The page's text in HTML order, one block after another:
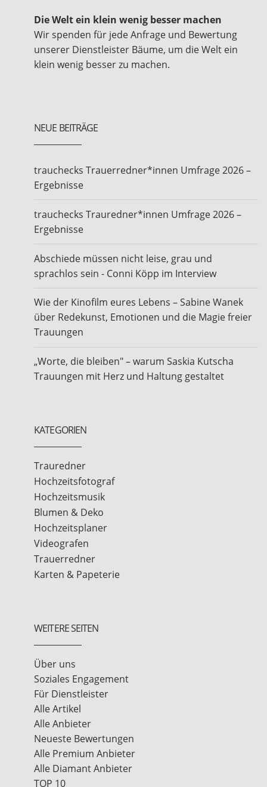
Die Welt ein klein wenig besser machen
Wir spenden für jede Anfrage und Bewertung
unserer Dienstleister Bäume, um die Welt ein
klein wenig besser zu machen.
NEUE BEITRÄGE
trauchecks Trauerredner*innen Umfrage 2026 –
Ergebnisse
trauchecks Trauredner*innen Umfrage 2026 –
Ergebnisse
Abschiede müssen nicht leise, grau und
sprachlos sein - Conni Köpp im Interview
Wie der Kinofilm eures Lebens – Sabine Wanek
über Redekunst, Emotionen und die Magie freier
Trauungen
„Worte, die bleiben" – warum Saskia Kutscha
Trauungen mit Herz und Haltung gestaltet
KATEGORIEN
Trauredner
Hochzeitsfotograf
Hochzeitsmusik
Blumen & Deko
Hochzeitsplaner
Videografen
Trauerredner
Karten & Papeterie
WEITERE SEITEN
Über uns
Soziales Engagement
Für Dienstleister
Alle Artikel
Alle Anbieter
Neueste Bewertungen
Alle Premium Anbieter
Alle Diamant Anbieter
TOP 10